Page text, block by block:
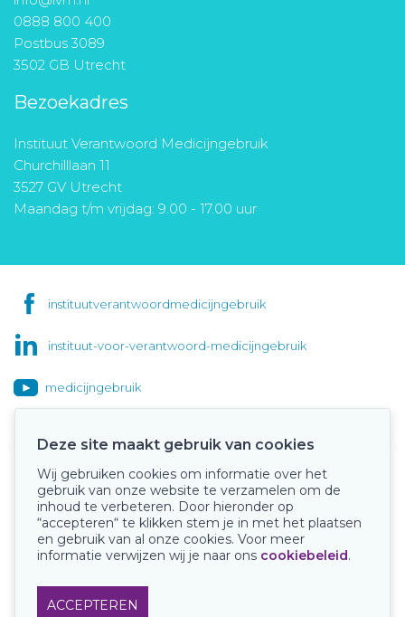
0888 800 400
Postbus 3089
3502 GB Utrecht
Bezoekadres
Instituut Verantwoord Medicijngebruik
Churchilllaan 11
3527 GV Utrecht
Maandag t/m vrijdag: 9.00 - 17.00 uur
instituutverantwoordmedicijngebruik
instituut-voor-verantwoord-medicijngebruik
medicijngebruik
Onze keurmerken
Deze site maakt gebruik van cookies
Wij gebruiken cookies om informatie over het
gebruik van onze website te verzamelen om de
inhoud te verbeteren. Door hieronder op
“accepteren“ te klikken stem je in met het plaatsen
en gebruik van al onze cookies. Voor meer
informatie verwijzen wij je naar ons cookiebeleid.
ACCEPTEREN